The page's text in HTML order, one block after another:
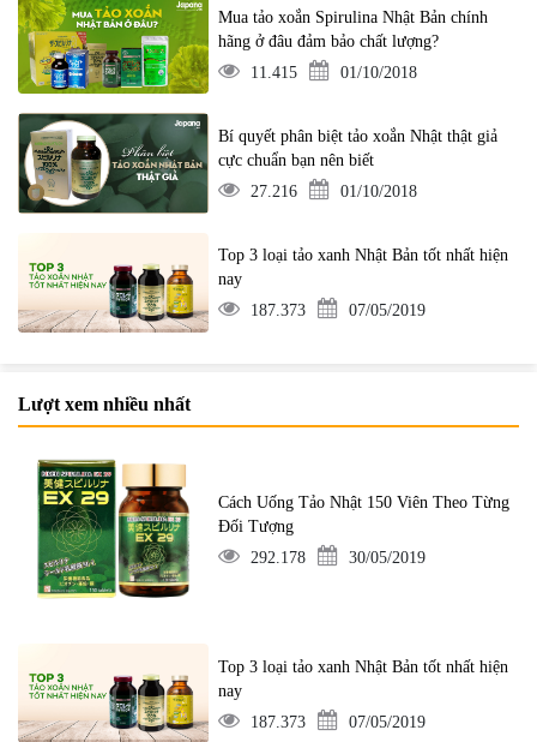
Mua tảo xoắn Spirulina Nhật Bản chính
hãng ở đâu đảm bảo chất lượng?
11.415
01/10/2018
Bí quyết phân biệt tảo xoắn Nhật thật giả
cực chuẩn bạn nên biết
27.216
01/10/2018
Top 3 loại tảo xanh Nhật Bản tốt nhất hiện
nay
187.373
07/05/2019
Lượt xem nhiều nhất
Cách Uống Tảo Nhật 150 Viên Theo Từng
Đối Tượng
292.178
30/05/2019
Top 3 loại tảo xanh Nhật Bản tốt nhất hiện
nay
187.373
07/05/2019